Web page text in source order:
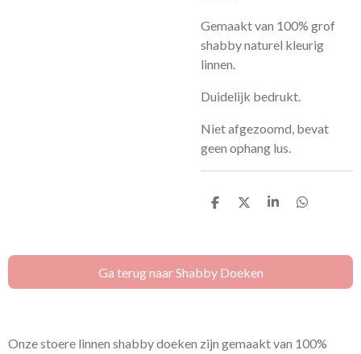
Gemaakt van 100% grof
shabby naturel kleurig
linnen.
Duidelijk bedrukt.
Niet afgezoomd, bevat
geen ophang lus.
D
n
D
S
e
D
n
Ga terug naar Shabby Doeken
Onze stoere linnen shabby doeken zijn gemaakt van 100%